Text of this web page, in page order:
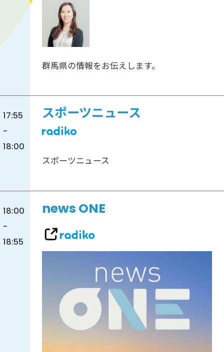
群馬県の情報をお伝えします。
17:55
-
18:00
スポーツニュース
スポーツニュース
18:00
-
18:55
news ONE